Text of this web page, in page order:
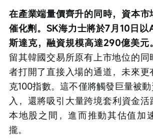
在產業端量價齊升的同時，資本市
催化劑。SK海力士將於7月10日以
斯達克，融資規模高達290億美元。
留其韓國交易所原有上市地位的同
者打開了直接入場的通道，未來更
克100指數。這不僅將觸發巨量被
入，還將吸引大量跨境套利資金活
本地股之間，進而推動其估值加
攏。